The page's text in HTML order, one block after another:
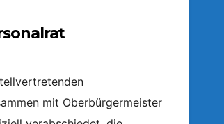
mit Oberbürgermeister